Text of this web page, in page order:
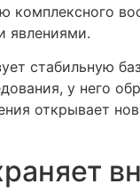
явлениями.
стабильную
у него
открывает